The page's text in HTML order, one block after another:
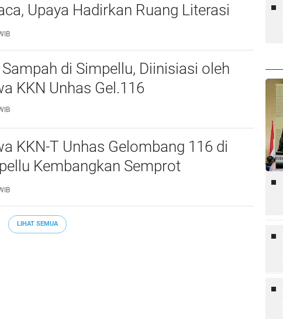
Upaya Hadirkan Ruang Literasi
di Simpellu, Diinisiasi oleh
KKN Unhas Gel.116
KKN-T Unhas Gelombang 116 di
Kembangkan Semprot
Alami
LIHAT SEMUA